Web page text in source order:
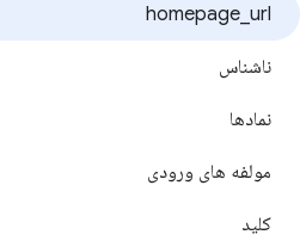
homepage url
ناشناس
نمادها
مولفه های ورودی
کلید